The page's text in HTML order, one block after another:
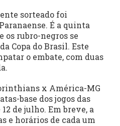
sorteado foi
É a quinta
os rubro-negros se
Copa do Brasil. Este
o embate, com duas
x América-MG
base dos jogos das
de julho. Em breve, a
e horários de cada um